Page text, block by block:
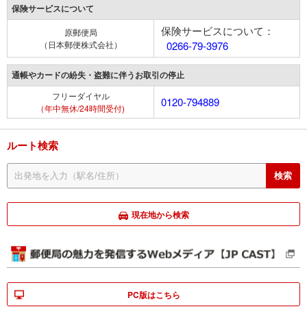
保険サービスについて
原郵便局
（日本郵便株式会社）
保険サービスについて：
0266-79-3976
通帳やカードの紛失・盗難に伴うお取引の停止
フリーダイヤル
（年中無休/24時間受付)
0120-794889
ルート検索
現在地から検索
PC版はこちら